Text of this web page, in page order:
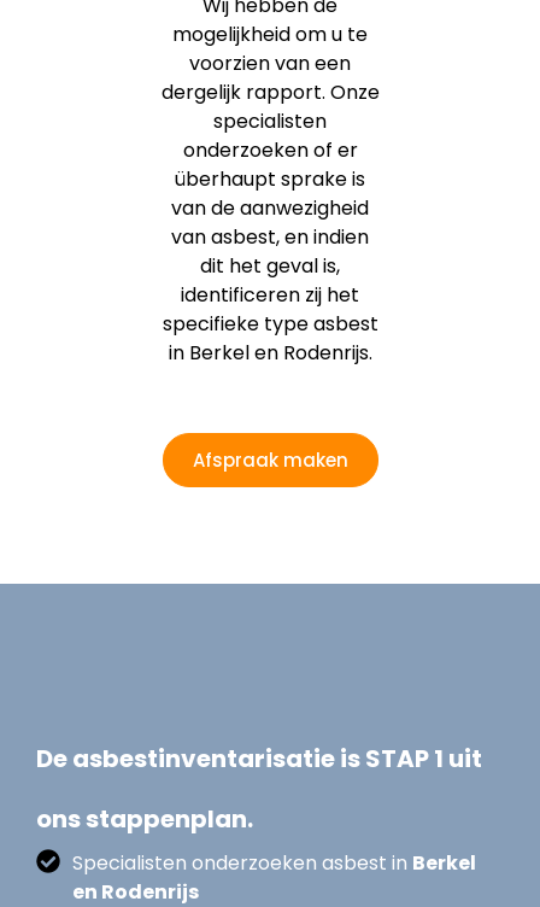
mogelijkheid om u te
voorzien van een
dergelijk rapport. Onze
specialisten
onderzoeken of er
überhaupt sprake is
van de aanwezigheid
van asbest, en indien
dit het geval is,
identificeren zij het
specifieke type asbest
in Berkel en Rodenrijs.
Afspraak maken
De asbestinventarisatie is STAP 1 uit
ons stappenplan.
Specialisten onderzoeken asbest in Berkel
en Rodenrijs